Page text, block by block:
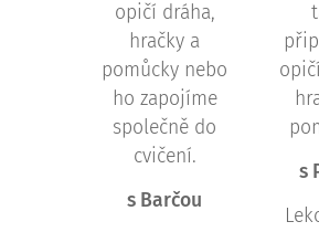
opičí dráha,
hračky a
pomůcky nebo
ho zapojíme
společně do
cvičení.
s Barčou
s